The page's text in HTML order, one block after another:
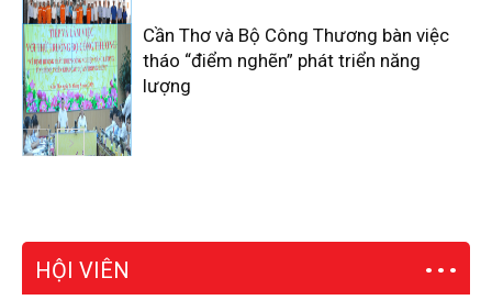
Cần Thơ và Bộ Công Thương bàn việc
tháo “điểm nghẽn” phát triển năng
lượng
HỘI VIÊN